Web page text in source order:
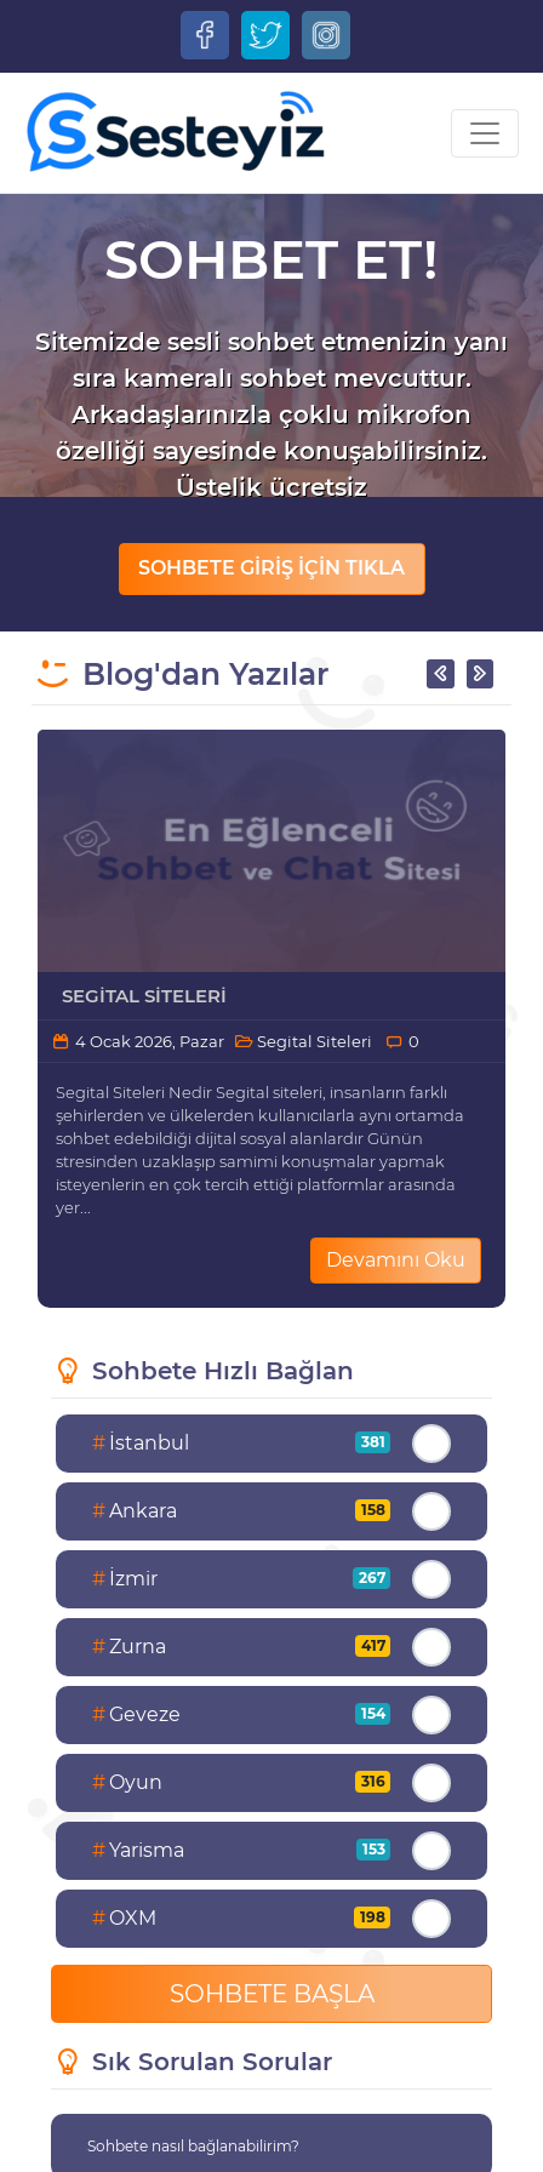
SOHBET ET!
Sitemizde sesli sohbet etmenizin yanı
sıra kameralı sohbet mevcuttur.
Arkadaşlarınızla çoklu mikrofon
özelliği sayesinde konuşabilirsiniz.
Üstelik ücretsiz
SOHBETE GİRİŞ İÇİN TIKLA
Blog'dan Yazılar
SEGITAL SITELERI
4 Ocak 2026, Pazar Segital Siteleri 0
Segital Siteleri Nedir Segital siteleri, insanların farklı
şehirlerden ve ülkelerden kullanıcılarla aynı ortamda
sohbet edebildiği dijital sosyal alanlardır Günün
stresinden uzaklaşıp samimi konuşmalar yapmak
isteyenlerin en çok tercih ettiği platformlar arasında
yer...
Devamını Oku
Sohbete Hızlı Bağlan
# İstanbul 381
#Ankara 158
# İzmir 267
#Zurna 417
# Geveze 154
# Oyun 316
#Yarisma 153
# OXM 198
SOHBETE BAŞLA
Sık Sorulan Sorular
Sohbete nasıl bağlanabilirim?